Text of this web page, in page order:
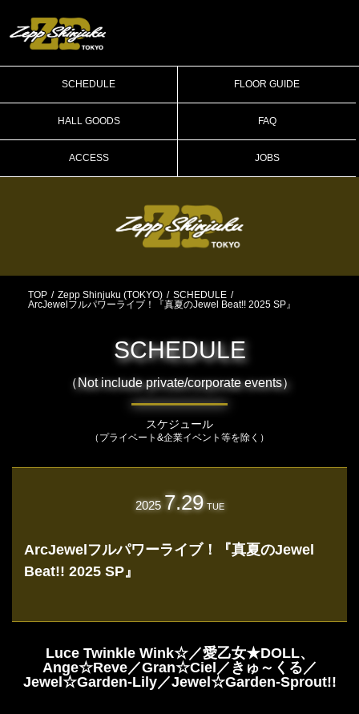
SCHEDULE FLOOR GUIDE
HALL GOODS FAQ
ACCESS JOBS
TOP Zepp Shinjuku (TOKYO)
SCHEDULE
ArcJewelフルパワーライブ！『真夏のJewel Beat!! 2025 SP』
SCHEDULE
（Not include private/corporate events）
スケジュール
（プライベート&企業イベント等を除く）
2025 7.29 TUE
ArcJewelフルパワーライブ！『真夏のJewel
Beat!! 2025 SP』
Luce Twinkle Wink☆／愛乙女★DOLL、
Ange☆Reve／Gran☆Ciel／きゅ～くる／
Jewel☆Garden-Lily／Jewel☆Garden-Sprout!!